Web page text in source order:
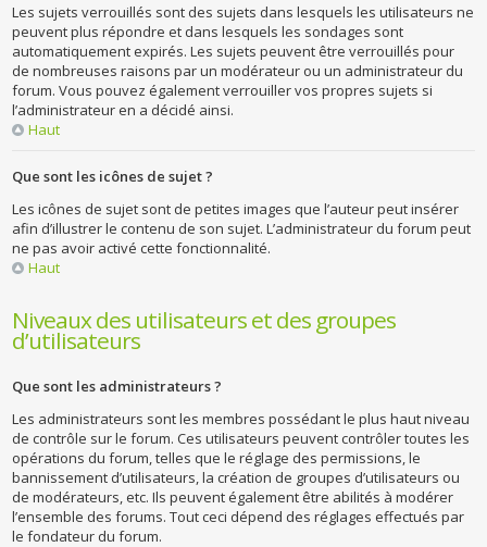
Les sujets verrouillés sont des sujets dans lesquels les utilisateurs ne
peuvent plus répondre et dans lesquels les sondages sont
automatiquement expirés. Les sujets peuvent être verrouillés pour
de nombreuses raisons par un modérateur ou un administrateur du
forum. Vous pouvez également verrouiller vos propres sujets si
l’administrateur en a décidé ainsi.
Haut
Que sont les icônes de sujet ?
Les icônes de sujet sont de petites images que l’auteur peut insérer
afin d’illustrer le contenu de son sujet. L’administrateur du forum peut
ne pas avoir activé cette fonctionnalité.
Haut
Niveaux des utilisateurs et des groupes
d’utilisateurs
Que sont les administrateurs ?
Les administrateurs sont les membres possédant le plus haut niveau
de contrôle sur le forum. Ces utilisateurs peuvent contrôler toutes les
opérations du forum, telles que le réglage des permissions, le
bannissement d’utilisateurs, la création de groupes d’utilisateurs ou
de modérateurs, etc. Ils peuvent également être abilités à modérer
l’ensemble des forums. Tout ceci dépend des réglages effectués par
le fondateur du forum.